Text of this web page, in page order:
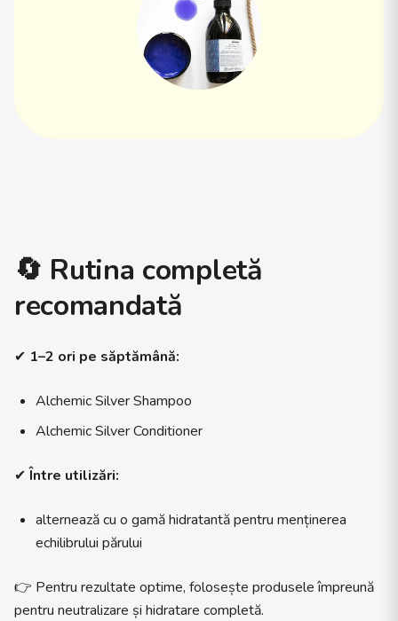
🔄 Rutina completă
recomandată
✔ 1–2 ori pe săptămână:
Alchemic Silver Shampoo
Alchemic Silver Conditioner
✔Între utilizări:
alternează cu o gamă hidratantă pentru menținerea
echilibrului părului
👉 Pentru rezultate optime, folosește produsele împreună
pentru neutralizare și hidratare completă.